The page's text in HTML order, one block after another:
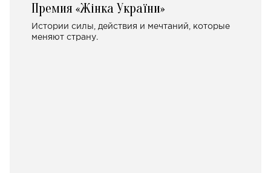
Премия «Жінка України»
Истории силы, действия и мечтаний, которые
меняют страну.